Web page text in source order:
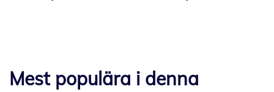
Mest populära i denna